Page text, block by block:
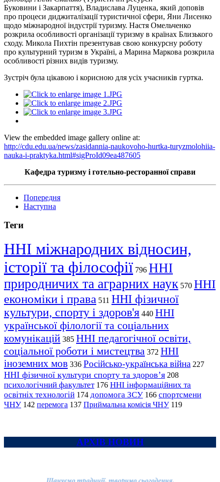
Буковини і Закарпаття), Владислава Луценка, який доповів
про процеси диджиталізації туристичної сфери, Яни Лисенко
щодо міжнародної індустрії туризму. Настя Омельченко
розкрила особливості організації туризму в країнах Близького
сходу. Микола Пихтін презентував свою конкурсну роботу
про культурний туризм в Україні, а Марина Маркова розкрила
особливості різних видів туризму.
Зустріч була цікавою і корисною для усіх учасників гуртка.
View the embedded image gallery online at:
http://cdu.edu.ua/news/zasidannia-naukovoho-hurtka-turyzmolohiia-
nauka-i-praktyka.html#sigProId09ea487605
Кафедра туризму і готельно-ресторанної справи
Попередня
Наступна
Теги
ННІ міжнародних відносин,
історії та філософії 796 ННІ
природничих та аграрних наук 570 ННІ
економіки і права 511 ННІ фізичної
культури, спорту і здоров'я 440 ННІ
української філології та соціальних
комунікацій 385 ННІ педагогічної освіти,
соціальної роботи і мистецтва 372 ННІ
іноземних мов 336 Російсько-українська війна 227
ННІ фізичної культури спорту та здоров’я 208
психологічний факультет 176 ННІ інформаційних та
освітніх технологій 174 допомога ЗСУ 166 спортсмени
ЧНУ 142 перемога 137 Приймальна комісія ЧНУ 119
АРХІВ НОВИН